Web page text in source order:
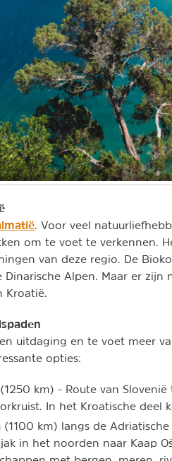
. Voor veel
om te voet te verkennen.
van deze regio. De
Dinarische Alpen. Maar er
Kroatië.
uitdaging en te voet meer
opties:
(1250 km) - Route van
In het Kroatische deel
(1100 km) langs de
in het noorden naar Kaap